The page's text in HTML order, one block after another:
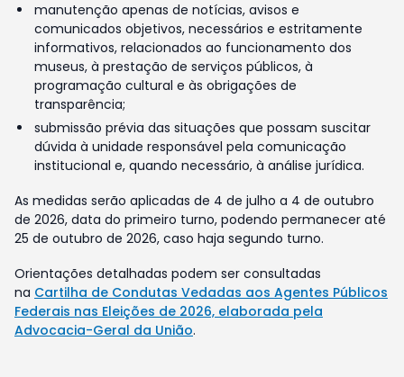
manutenção apenas de notícias, avisos e
comunicados objetivos, necessários e estritamente
informativos, relacionados ao funcionamento dos
museus, à prestação de serviços públicos, à
programação cultural e às obrigações de
transparência;
submissão prévia das situações que possam suscitar
dúvida à unidade responsável pela comunicação
institucional e, quando necessário, à análise jurídica.
As medidas serão aplicadas de 4 de julho a 4 de outubro
de 2026, data do primeiro turno, podendo permanecer até
25 de outubro de 2026, caso haja segundo turno.
Orientações detalhadas podem ser consultadas
na Cartilha de Condutas Vedadas aos Agentes Públicos
Federais nas Eleições de 2026, elaborada pela
Advocacia-Geral da União.